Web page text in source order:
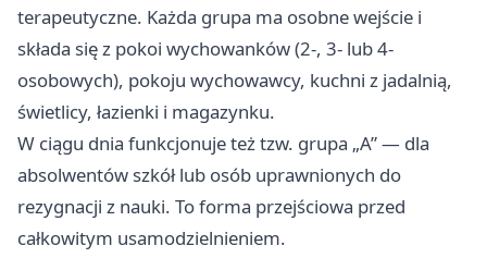
terapeutyczne. Każda grupa ma osobne wejście i
składa się z pokoi wychowanków (2-, 3- lub 4-
osobowych), pokoju wychowawcy, kuchni z jadalnią,
świetlicy, łazienki i magazynku.
W ciągu dnia funkcjonuje też tzw. grupa „A” — dla
absolwentów szkół lub osób uprawnionych do
rezygnacji z nauki. To forma przejściowa przed
całkowitym usamodzielnieniem.